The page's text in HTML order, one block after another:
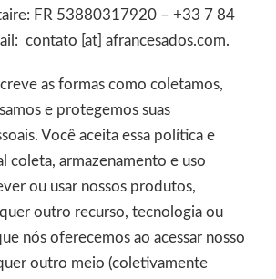
FR 53880317920 – +33 7 84
contato [at] afrancesados.com.
as formas como coletamos,
e protegemos suas
Você aceita essa política e
coleta, armazenamento e uso
ou usar nossos produtos,
outro recurso, tecnologia ou
nós oferecemos ao acessar nosso
outro meio (coletivamente